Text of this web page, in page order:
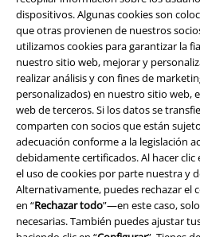
dispositivos. Algunas cookies son
que otras provienen de nuestros
utilizamos cookies para garantizar la
nuestro sitio web, mejorar y
realizar análisis y con fines de
personalizados) en nuestro sitio web,
web de terceros. Si los datos se
comparten con socios que están
adecuación conforme a la legislación
debidamente certificados. Al hacer clic
el uso de cookies por parte nuestra y
Alternativamente, puedes rechazar el
en “Rechazar todo”—en este caso,
necesarias. También puedes ajustar